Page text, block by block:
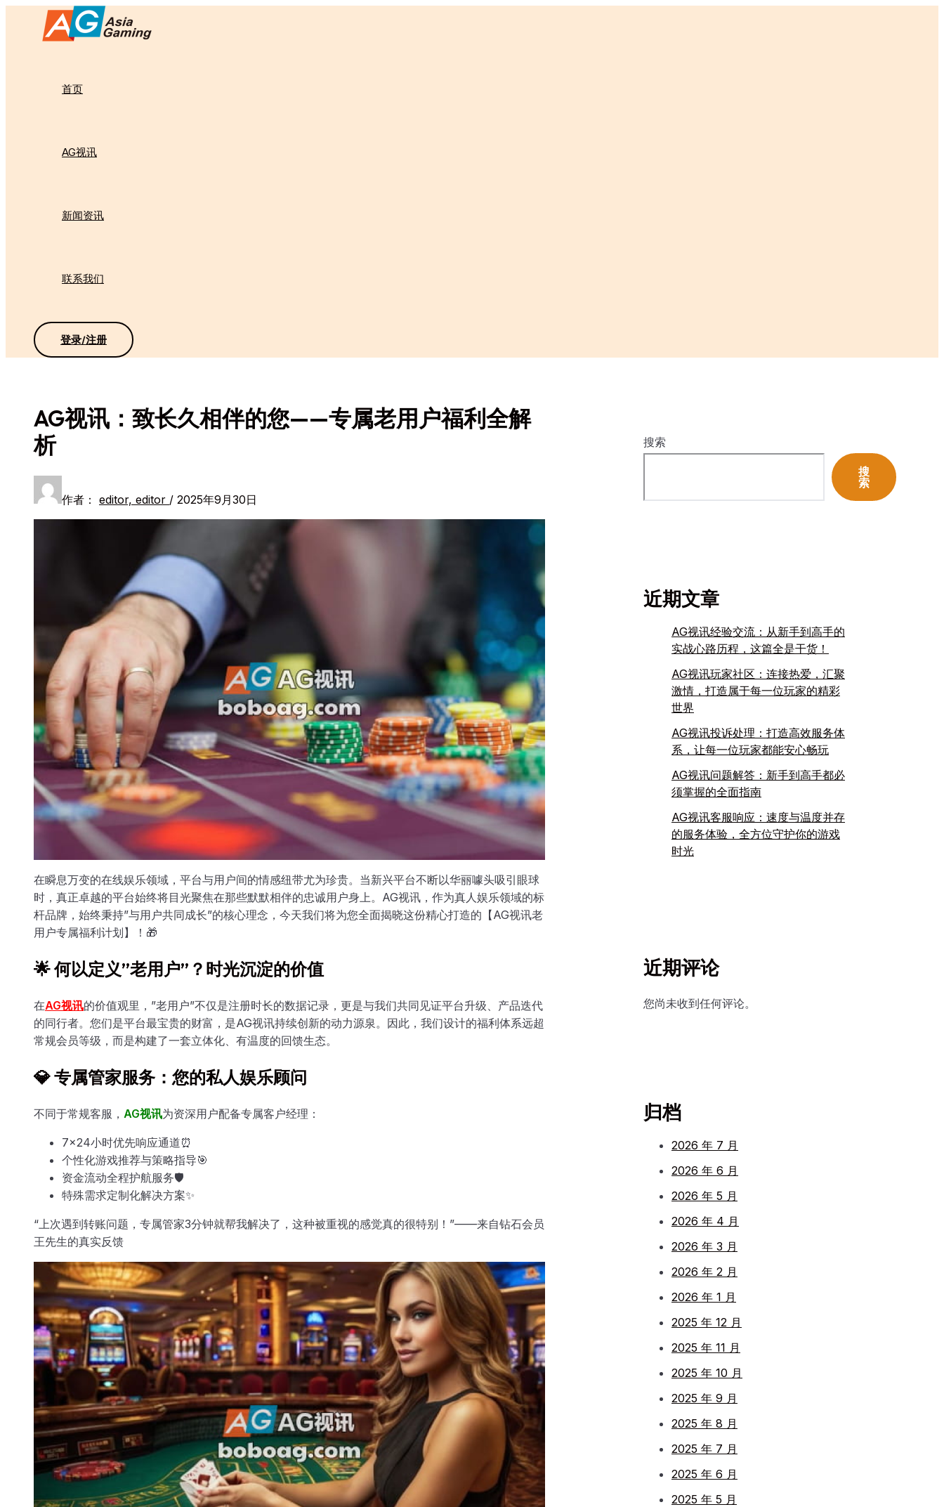
跳
首页
AG视讯
新闻资讯
联系我们
登录/注册
AG视讯：致长久相伴的您——专属老用户福利全解
析
作者： editor, editor / 2025年9月30日
在瞬息万变的在线娱乐领域，平台与用户间的情感纽带尤为珍贵。当新兴平台不断以华丽噱头吸引眼球
时，真正卓越的平台始终将目光聚焦在那些默默相伴的忠诚用户身上。AG视讯，作为真人娱乐领域的标
杆品牌，始终秉持”与用户共同成长”的核心理念，今天我们将为您全面揭晓这份精心打造的【AG视讯老
用户专属福利计划】！🎁
🌟 何以定义”老用户”？时光沉淀的价值
在AG视讯的价值观里，”老用户”不仅是注册时长的数据记录，更是与我们共同见证平台升级、产品迭代
的同行者。您们是平台最宝贵的财富，是AG视讯持续创新的动力源泉。因此，我们设计的福利体系远超
常规会员等级，而是构建了一套立体化、有温度的回馈生态。
💎 专属管家服务：您的私人娱乐顾问
不同于常规客服， AG视讯为资深用户配备专属客户经理：
7×24小时优先响应通道⏰
个性化游戏推荐与策略指导🎯
资金流动全程护航服务🛡️
特殊需求定制化解决方案✨
“上次遇到转账问题，专属管家3分钟就帮我解决了，这种被重视的感觉真的很特别！”——来自钻石会员
王先生的真实反馈
搜索
搜
索
近期文章
AG视讯经验交流：从新手到高手的
实战心路历程，这篇全是干货！
AG视讯玩家社区：连接热爱，汇聚
激情，打造属于每一位玩家的精彩
世界
AG视讯投诉处理：打造高效服务体
系，让每一位玩家都能安心畅玩
AG视讯问题解答：新手到高手都必
须掌握的全面指南
AG视讯客服响应：速度与温度并存
的服务体验，全方位守护你的游戏
时光
近期评论
您尚未收到任何评论。
归档
2026 年 7 月
2026 年 6 月
2026 年 5 月
2026 年 4 月
2026 年 3 月
2026 年 2 月
2026 年 1 月
2025 年 12 月
2025 年 11 月
2025 年 10 月
2025 年 9 月
2025 年 8 月
2025 年 7 月
2025 年 6 月
2025 年 5 月